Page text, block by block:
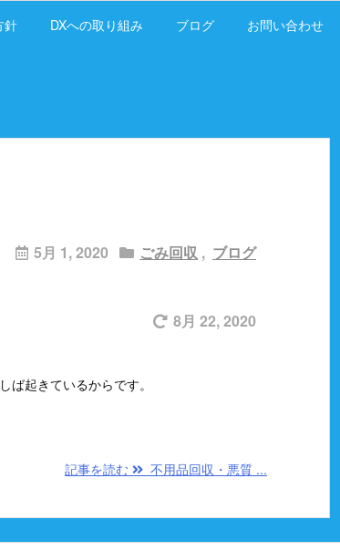
針 DXへの取り組み ブログ お問い合わせ
5月 1, 2020 ごみ回収 , ブログ
8月 22, 2020
起きているからです。
記事を読む 不用品回収・悪質 ...